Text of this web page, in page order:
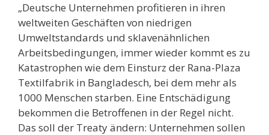
„Deutsche Unternehmen profitieren in ihren
weltweiten Geschäften von niedrigen
Umweltstandards und sklavenähnlichen
Arbeitsbedingungen, immer wieder kommt es zu
Katastrophen wie dem Einsturz der Rana-Plaza
Textilfabrik in Bangladesch, bei dem mehr als
1000 Menschen starben. Eine Entschädigung
bekommen die Betroffenen in der Regel nicht.
Das soll der Treaty ändern: Unternehmen sollen